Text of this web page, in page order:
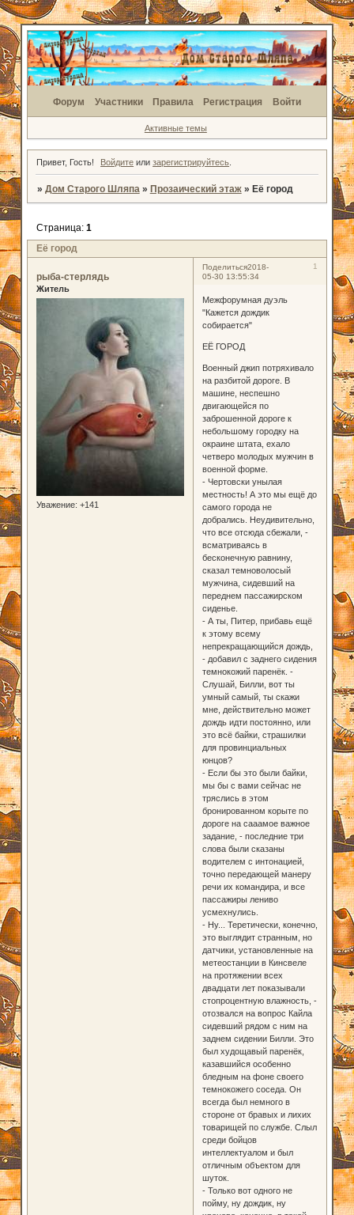
Форум Участники Правила Регистрация Войти
Активные темы
Привет, Гость! Войдите илизарегистрируйтесь
» Дом Старого Шляпа » Прозаический этаж » Её город
Её город
Страница: 1
Поделиться 1
2018-
05-30 13:55:34
рыба-стерлядь
Житель
Уважение: +141
Межфорумная дуэль
"Кажется дождик
собирается"
ЕЁ ГОРОД
Военный джип потряхивало
на разбитой дороге. В
машине, неспешно
двигающейся по
заброшенной дороге к
небольшому городку на
окраине штата, ехало
четверо молодых мужчин в
военной форме.
- Чертовски унылая
местность! А это мы ещё до
самого города не
добрались. Неудивительно,
что все отсюда сбежали, -
всматриваясь в
бесконечную равнину,
сказал темноволосый
мужчина, сидевший на
переднем пассажирском
сиденье.
- А ты, Питер, прибавь ещё
к этому всему
непрекращающийся дождь,
- добавил с заднего сидения
темнокожий паренёк. -
Слушай, Билли, вот ты
умный самый, ты скажи
мне, действительно может
дождь идти постоянно, или
это всё байки, страшилки
для провинциальных
юнцов?
- Если бы это были байки,
мы бы с вами сейчас не
тряслись в этом
бронированном корыте по
дороге на сааамое важное
задание, - последние три
слова были сказаны
водителем с интонацией,
точно передающей манеру
речи их командира, и все
пассажиры лениво
усмехнулись.
- Ну... Теретически, конечно,
это выглядит странным, но
датчики, установленные на
метеостанции в Кинсвеле
на протяжении всех
двадцати лет показывали
стопроцентную влажность, -
отозвался на вопрос Кайла
сидевший рядом с ним на
заднем сидении Билли. Это
был худощавый паренёк,
казавшийся особенно
бледным на фоне своего
темнокожего соседа. Он
всегда был немного в
стороне от бравых и лихих
товарищей по службе. Слыл
среди бойцов
интеллектуалом и был
отличным объектом для
шуток.
- Только вот одного не
пойму, ну дождик, ну